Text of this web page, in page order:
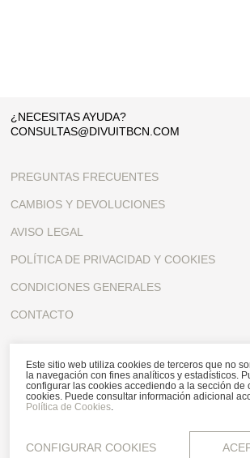
¿NECESITAS AYUDA?
CONSULTAS@DIVUITBCN.COM
PREGUNTAS FRECUENTES
CAMBIOS Y DEVOLUCIONES
AVISO LEGAL
POLÍTICA DE PRIVACIDAD Y COOKIES
CONDICIONES GENERALES
CONTACTO
SUSCRÍBETE A NUESTRA NEWSLETTER
Este sitio web utiliza cookies de terceros que no
la navegación con fines analíticos y estadísticos.
configurar las cookies accediendo a la sección de
cookies. Puede consultar información adicional
Política de Cookies.
CONFIGURAR COOKIES